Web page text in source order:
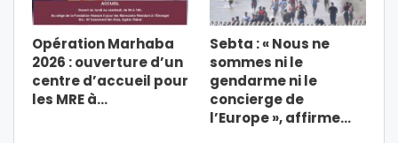
Opération Marhaba
2026 : ouverture d’un
centre d’accueil pour
les MRE à…
Sebta : « Nous ne
sommes ni le
gendarme ni le
concierge de
l’Europe », affirme…